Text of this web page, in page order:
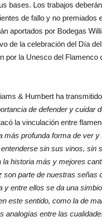
bases. Los trabajos
de fallo y no premiados
aportados por Bodegas
de la celebración del Día
por la Unesco del Flamenco
& Humbert ha transmitido
de defender y cuidar
la vinculación entre
más profunda forma de ver y
sin sus vinos, sin
historia más y mejores
parte de nuestras señas
entre ellos se da una
este sentido, como la de
analogías entre las